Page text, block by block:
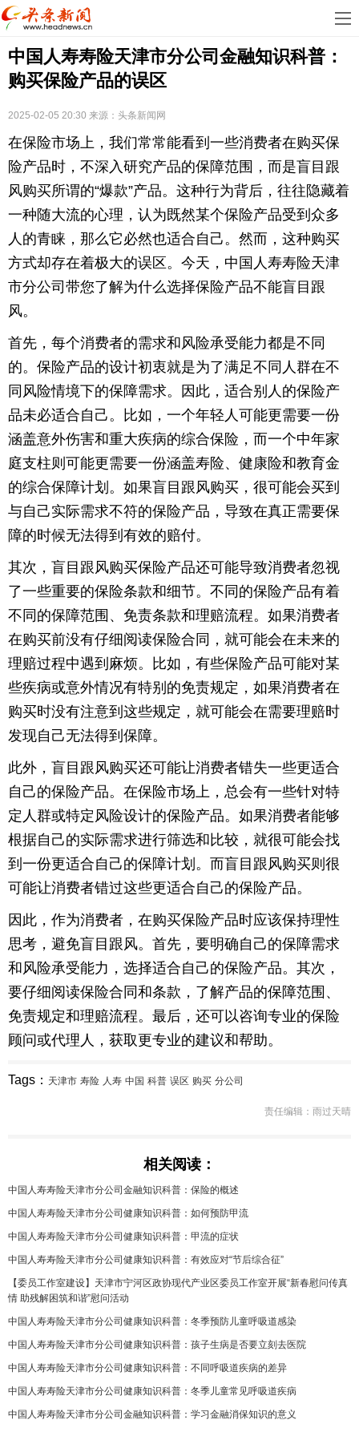
首
页
娱
乐
科
地
产
汽
车
活
时
尚
体
育
育
儿
旅
游
游
戏
快
讯
财
经
文
化
中国人寿寿险天津市分公司金融知识科普：
购买保险产品的误区
2025-02-05 20:30 来源： 头条新闻网
在保险市场上，我们常常能看到一些消费者在购买保
险产品时，不深入研究产品的保障范围，而是盲目跟
风购买所谓的“爆款”产品。这种行为背后，往往隐藏着
一种随大流的心理，认为既然某个保险产品受到众多
人的青睐，那么它必然也适合自己。然而，这种购买
方式却存在着极大的误区。今天，中国人寿寿险天津
市分公司带您了解为什么选择保险产品不能盲目跟
风。
首先，每个消费者的需求和风险承受能力都是不同
的。保险产品的设计初衷就是为了满足不同人群在不
同风险情境下的保障需求。因此，适合别人的保险产
品未必适合自己。比如，一个年轻人可能更需要一份
涵盖意外伤害和重大疾病的综合保险，而一个中年家
庭支柱则可能更需要一份涵盖寿险、健康险和教育金
的综合保障计划。如果盲目跟风购买，很可能会买到
与自己实际需求不符的保险产品，导致在真正需要保
障的时候无法得到有效的赔付。
其次，盲目跟风购买保险产品还可能导致消费者忽视
了一些重要的保险条款和细节。不同的保险产品有着
不同的保障范围、免责条款和理赔流程。如果消费者
在购买前没有仔细阅读保险合同，就可能会在未来的
理赔过程中遇到麻烦。比如，有些保险产品可能对某
些疾病或意外情况有特别的免责规定，如果消费者在
购买时没有注意到这些规定，就可能会在需要理赔时
发现自己无法得到保障。
此外，盲目跟风购买还可能让消费者错失一些更适合
自己的保险产品。在保险市场上，总会有一些针对特
定人群或特定风险设计的保险产品。如果消费者能够
根据自己的实际需求进行筛选和比较，就很可能会找
到一份更适合自己的保障计划。而盲目跟风购买则很
可能让消费者错过这些更适合自己的保险产品。
因此，作为消费者，在购买保险产品时应该保持理性
思考，避免盲目跟风。首先，要明确自己的保障需求
和风险承受能力，选择适合自己的保险产品。其次，
要仔细阅读保险合同和条款，了解产品的保障范围、
免责规定和理赔流程。最后，还可以咨询专业的保险
顾问或代理人，获取更专业的建议和帮助。
Tags： 天津市 寿险 人寿 中国 科普 误区 购买 分公司
责任编辑：雨过天晴
相关阅读：
中国人寿寿险天津市分公司金融知识科普：保险的概述
中国人寿寿险天津市分公司健康知识科普：如何预防甲流
中国人寿寿险天津市分公司健康知识科普：甲流的症状
中国人寿寿险天津市分公司健康知识科普：有效应对“节后综合征”
【委员工作室建设】天津市宁河区政协现代产业区委员工作室开展“新春慰问传真
情 助残解困筑和谐”慰问活动
中国人寿寿险天津市分公司健康知识科普：冬季预防儿童呼吸道感染
中国人寿寿险天津市分公司健康知识科普：孩子生病是否要立刻去医院
中国人寿寿险天津市分公司健康知识科普：不同呼吸道疾病的差异
中国人寿寿险天津市分公司健康知识科普：冬季儿童常见呼吸道疾病
中国人寿寿险天津市分公司金融知识科普：学习金融消保知识的意义